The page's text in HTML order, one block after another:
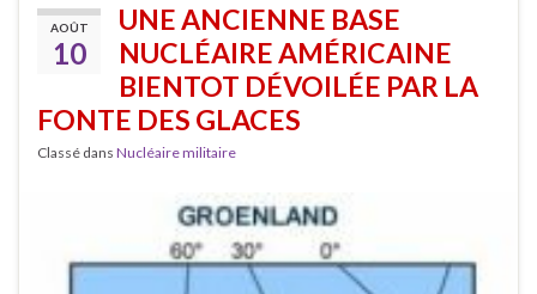
AOÛT
10
UNE ANCIENNE BASE
NUCLÉAIRE AMÉRICAINE
BIENTOT DÉVOILÉE PAR LA
FONTE DES GLACES
Classé dans Nucléaire militaire